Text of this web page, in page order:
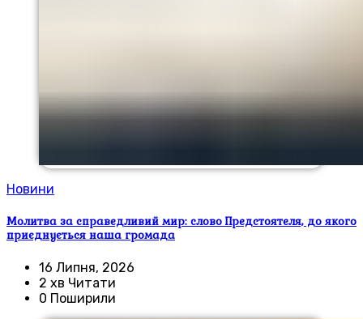
Новини
Молитва за справедливий мир: слово Предстоятеля, до якого
приєднується наша громада
16 Липня, 2026
2 хв Читати
0 Поширили